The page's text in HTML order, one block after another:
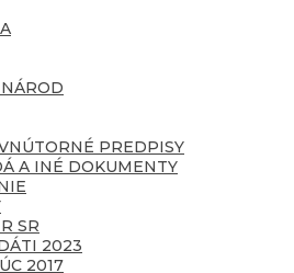
PREDPISY
A INÉ DOKUMENTY
SR
2023
2017